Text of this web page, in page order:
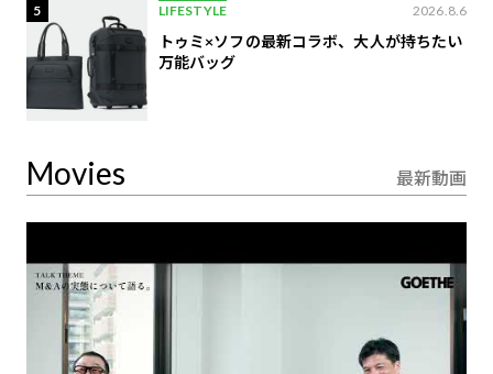
5 LIFESTYLE 2026.8.6
トゥミ×ソフの最新コラボ、大人が持ちたい
万能バッグ
Movies 最新動画